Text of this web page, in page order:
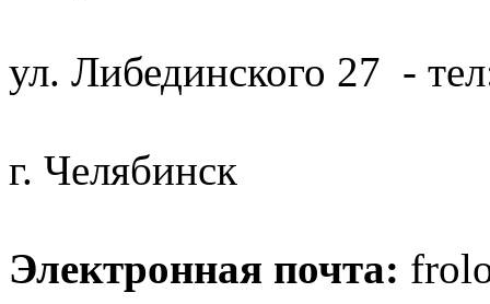
ул. Либединского 27 -
г. Челябинск
Электронная почта: